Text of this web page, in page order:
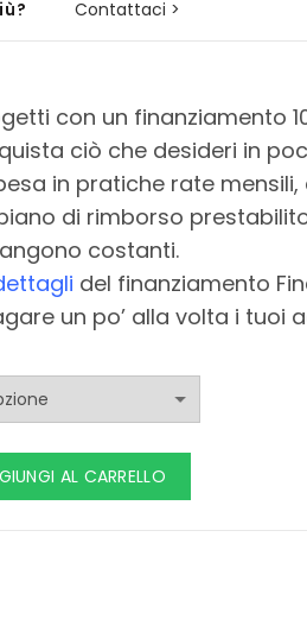
Contattaci >
con un finanziamento
ciò che desideri in
in pratiche rate
di rimborso
costanti.
del finanziamento
un po’ alla volta i tuoi
AL CARRELLO